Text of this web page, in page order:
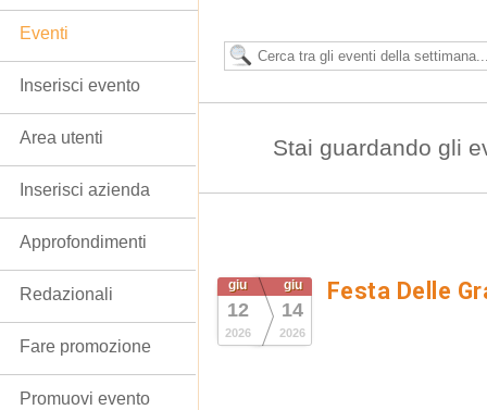
Stai guardando gli
giu
12
2026
giu
14
2026
Festa Delle
Eventi
Inserisci evento
Area utenti
Inserisci azienda
Approfondimenti
Redazionali
Fare promozione
Promuovi evento